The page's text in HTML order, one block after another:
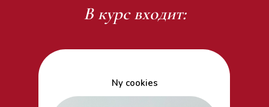
В курс входит:
Ny cookies